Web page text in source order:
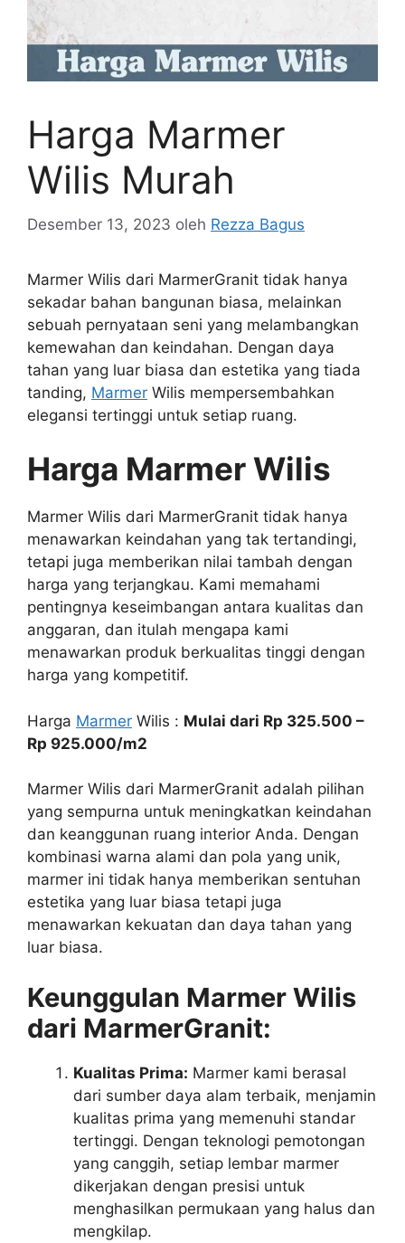
Harga Marmer
Wilis Murah
Desember 13, 2023 oleh Rezza Bagus
Marmer Wilis dari MarmerGranit tidak hanya
sekadar bahan bangunan biasa, melainkan
sebuah pernyataan seni yang melambangkan
kemewahan dan keindahan. Dengan daya
tahan yang luar biasa dan estetika yang tiada
tanding, Marmer Wilis mempersembahkan
elegansi tertinggi untuk setiap ruang.
Harga Marmer Wilis
Marmer Wilis dari MarmerGranit tidak hanya
menawarkan keindahan yang tak tertandingi,
tetapi juga memberikan nilai tambah dengan
harga yang terjangkau. Kami memahami
pentingnya keseimbangan antara kualitas dan
anggaran, dan itulah mengapa kami
menawarkan produk berkualitas tinggi dengan
harga yang kompetitif.
Harga Marmer Wilis : Mulai dari Rp 325.500 –
Rp 925.000/m2
Marmer Wilis dari MarmerGranit adalah pilihan
yang sempurna untuk meningkatkan keindahan
dan keanggunan ruang interior Anda. Dengan
kombinasi warna alami dan pola yang unik,
marmer ini tidak hanya memberikan sentuhan
estetika yang luar biasa tetapi juga
menawarkan kekuatan dan daya tahan yang
luar biasa.
Keunggulan Marmer Wilis
dari MarmerGranit:
Kualitas Prima: Marmer kami berasal
dari sumber daya alam terbaik, menjamin
kualitas prima yang memenuhi standar
tertinggi. Dengan teknologi pemotongan
yang canggih, setiap lembar marmer
dikerjakan dengan presisi untuk
menghasilkan permukaan yang halus dan
mengkilap.